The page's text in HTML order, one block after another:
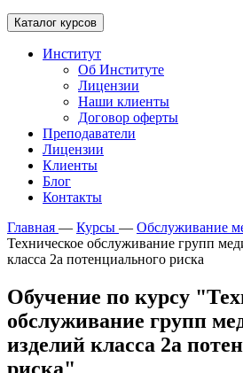
Каталог курсов
Институт
Об Институте
Лицензии
Наши клиенты
Договор оферты
Преподаватели
Лицензии
Клиенты
Блог
Контакты
Главная — Курсы — Обслуживание
Техническое обслуживание групп
класса 2а потенциального риска
Обучение по курсу
обслуживание групп
изделий класса 2а